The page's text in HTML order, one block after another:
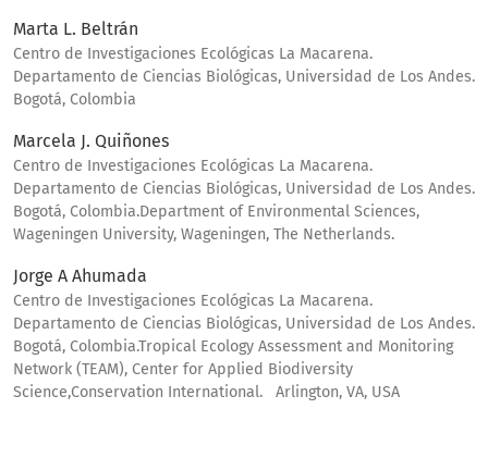
Marta L. Beltrán
Centro de Investigaciones Ecológicas La Macarena.
Departamento de Ciencias Biológicas, Universidad de Los Andes.
Bogotá, Colombia
Marcela J. Quiñones
Centro de Investigaciones Ecológicas La Macarena.
Departamento de Ciencias Biológicas, Universidad de Los Andes.
Bogotá, Colombia.Department of Environmental Sciences,
Wageningen University, Wageningen, The Netherlands.
Jorge A Ahumada
Centro de Investigaciones Ecológicas La Macarena.
Departamento de Ciencias Biológicas, Universidad de Los Andes.
Bogotá, Colombia.Tropical Ecology Assessment and Monitoring
Network (TEAM), Center for Applied Biodiversity
Science,Conservation International. Arlington, VA, USA